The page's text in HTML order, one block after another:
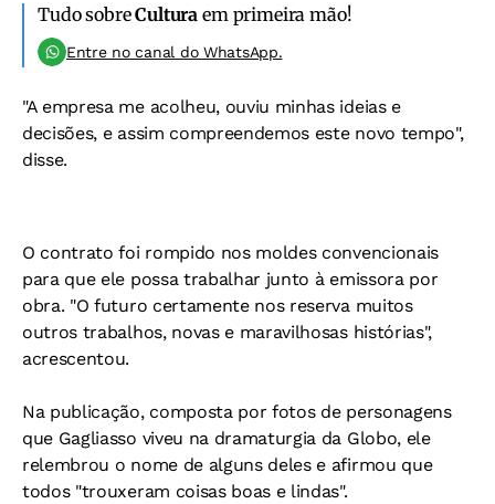
Tudo sobreCultura em primeira mão!
Entre no canal do WhatsApp.
"A empresa me acolheu, ouviu minhas ideias e
decisões, e assim compreendemos este novo tempo",
disse.
O contrato foi rompido nos moldes convencionais
para que ele possa trabalhar junto à emissora por
obra. "O futuro certamente nos reserva muitos
outros trabalhos, novas e maravilhosas histórias",
acrescentou.
Na publicação, composta por fotos de personagens
que Gagliasso viveu na dramaturgia da Globo, ele
relembrou o nome de alguns deles e afirmou que
todos "trouxeram coisas boas e lindas".